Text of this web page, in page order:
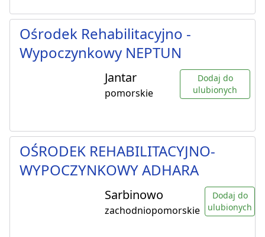
Ośrodek Rehabilitacyjno -
Wypoczynkowy NEPTUN
Jantar
pomorskie
Dodaj do
ulubionych
OŚRODEK REHABILITACYJNO-
WYPOCZYNKOWY ADHARA
Sarbinowo
zachodniopomorskie
Dodaj do
ulubionych